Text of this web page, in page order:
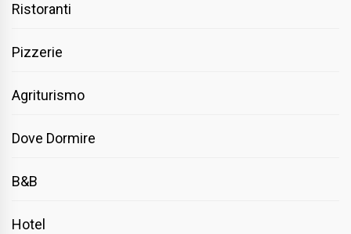
Ristoranti
Pizzerie
Agriturismo
Dove Dormire
B&B
Hotel